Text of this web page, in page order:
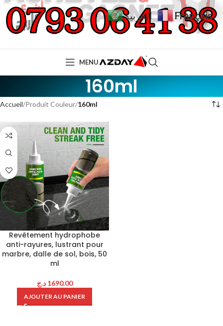
MENU
160ml
Accueil Produit Couleur 160ml
Revêtement hydrophobe
anti-rayures, lustrant pour
marbre, dalle de sol, bois, 50
ml
1690.00 د.ج
AJOUTER AU PANIER
العربية Français